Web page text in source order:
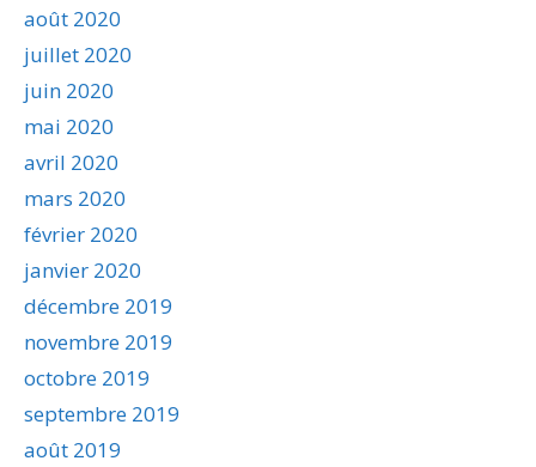
août 2020
juillet 2020
juin 2020
mai 2020
avril 2020
mars 2020
février 2020
janvier 2020
décembre 2019
novembre 2019
octobre 2019
septembre 2019
août 2019